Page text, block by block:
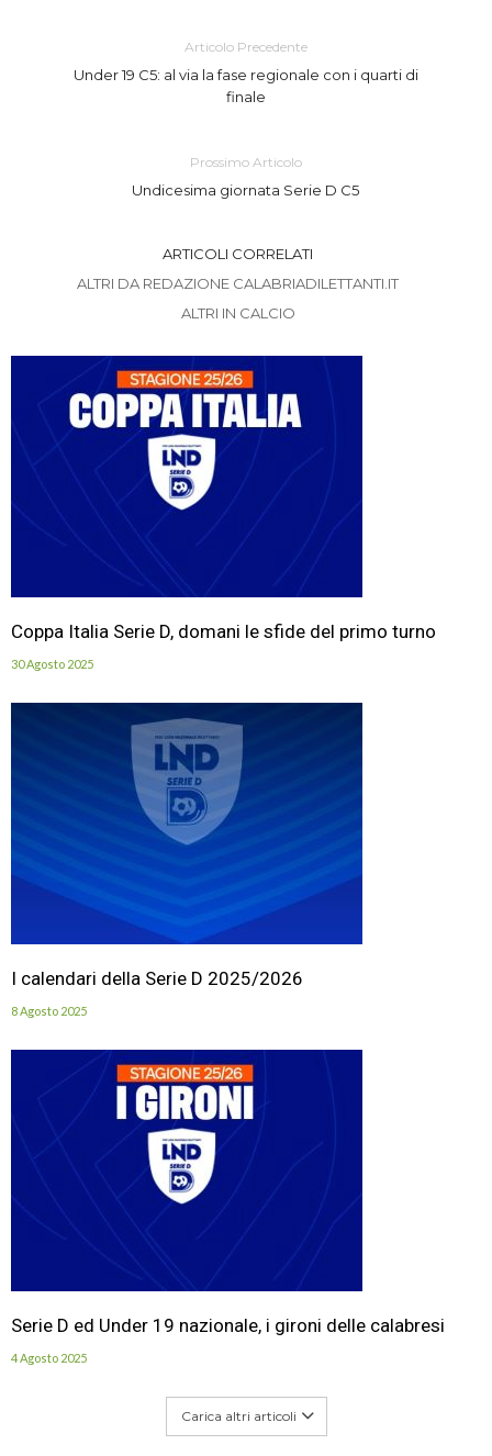
Articolo Precedente
Under 19 C5: al via la fase regionale con i quarti di
finale
Prossimo Articolo
Undicesima giornata Serie D C5
ARTICOLI CORRELATI
ALTRI DA REDAZIONE CALABRIADILETTANTI.IT
ALTRI IN CALCIO
Coppa Italia Serie D, domani le sfide del primo turno
30 Agosto 2025
I calendari della Serie D 2025/2026
8 Agosto 2025
Serie D ed Under 19 nazionale, i gironi delle calabresi
4 Agosto 2025
Carica altri articoli